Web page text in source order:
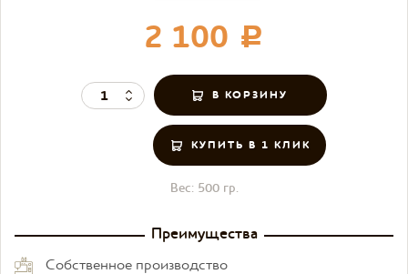
2 100 c
КУПИТЬ В 1 КЛИК
Вес: 500 гр.
Преимущества
Собственное производство